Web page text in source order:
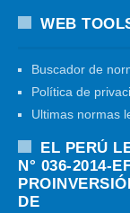
WEB
Buscador de
Política de
Ultimas normas
EL PERÚ
N° 036-2014-
DE